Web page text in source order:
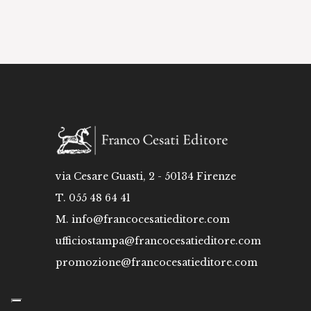
via Cesare Guasti, 2 - 50134 Firenze
T. 055 48 64 41
M. info@francocesatieditore.com
ufficiostampa@francocesatieditore.com
promozione@francocesatieditore.com